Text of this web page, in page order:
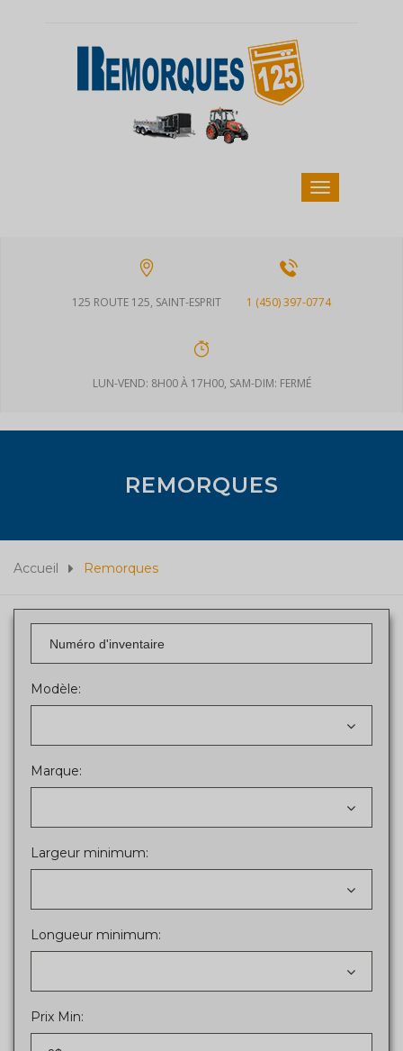
125 ROUTE 125, SAINT-ESPRIT 1 (450) 397-0774
LUN-VEND: 8H00 À 17H00, SAM-DIM: FERMÉ
REMORQUES
Accueil Remorques
Modèle:
Marque:
Largeur minimum:
Longueur minimum:
Prix Min: